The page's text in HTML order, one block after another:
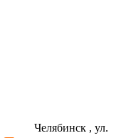
Челябинск , ул.